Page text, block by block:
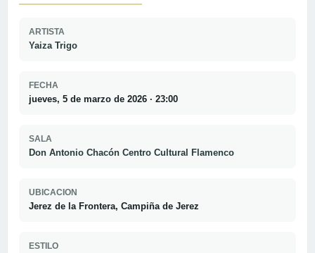
ARTISTA
Yaiza Trigo
FECHA
jueves, 5 de marzo de 2026 · 23:00
SALA
Don Antonio Chacón Centro Cultural Flamenco
UBICACION
Jerez de la Frontera, Campiña de Jerez
ESTILO